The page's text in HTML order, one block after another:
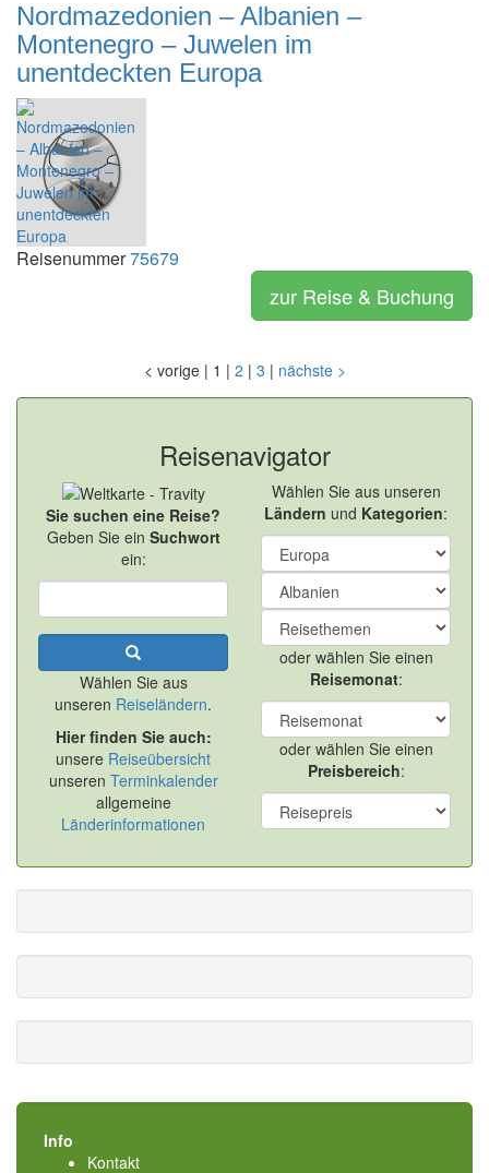
Nordmazedonien – Albanien –
Montenegro – Juwelen im
unentdeckten Europa
Reisenummer75679
zur Reise & Buchung
< vorige | 1 | 2 | 3 | nächste >
Reisenavigator
Sie suchen eine Reise?
Geben Sie ein Suchwort
ein:
Wählen Sie aus
unseren Reiseländern.
Hier finden Sie auch:
unsere Reiseübersicht
unseren Terminkalender
allgemeine
Länderinformationen
Wählen Sie aus unseren
Ländern und Kategorien:
oder wählen Sie einen
Reisemonat:
oder wählen Sie einen
Preisbereich:
Info
Kontakt